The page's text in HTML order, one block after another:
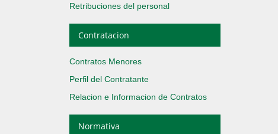
Retribuciones del personal
Contratacion
Contratos Menores
Perfil del Contratante
Relacion e Informacion de Contratos
Normativa